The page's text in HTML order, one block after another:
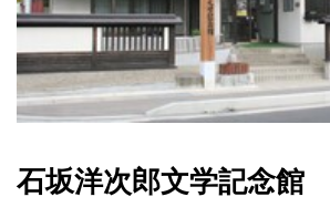
石坂洋次郎文学記念館